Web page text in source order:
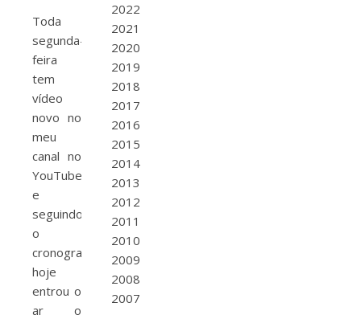
Toda
segunda-
feira
tem
vídeo
novo no
meu
canal no
YouTube
e
seguindo
o
cronograma,
hoje
entrou o
ar o
2022
2021
2020
2019
2018
2017
2016
2015
2014
2013
2012
2011
2010
2009
2008
2007